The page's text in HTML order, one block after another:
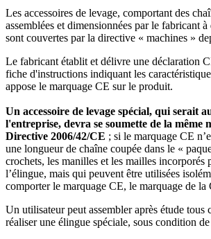
Les accessoires de levage, comportant des
assemblées et dimensionnées par le fabricant
sont couvertes par la directive « machines »
Le fabricant établit et délivre une déclaration
fiche d'instructions indiquant les
appose le marquage CE sur le produit.
Un accessoire de levage spécial, qui serait
l'entreprise, devra se soumette de la même
Directive 2006/42/CE ; si le marquage CE
une longueur de chaîne coupée dans le «
crochets, les manilles et les mailles incorporés
l’élingue, mais qui peuvent être utilisées
comporter le marquage CE, le marquage de
Un utilisateur peut assembler après étude tous
réaliser une élingue spéciale, sous condition de